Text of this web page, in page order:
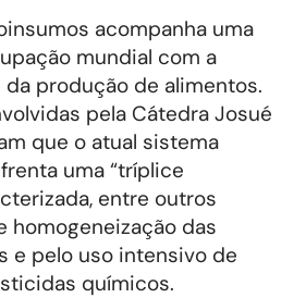
acompanha uma
mundial com a
produção de alimentos.
pela Cátedra Josué
que o atual sistema
uma “tríplice
entre outros
homogeneização das
e pelo uso intensivo de
químicos.